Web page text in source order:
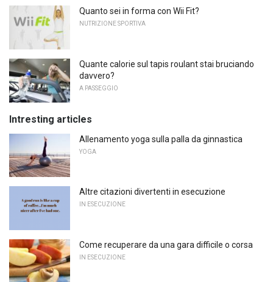
Quanto sei in forma con Wii Fit?
NUTRIZIONE SPORTIVA
Quante calorie sul tapis roulant stai bruciando
davvero?
A PASSEGGIO
Intresting articles
Allenamento yoga sulla palla da ginnastica
YOGA
Altre citazioni divertenti in esecuzione
IN ESECUZIONE
Come recuperare da una gara difficile o corsa
IN ESECUZIONE